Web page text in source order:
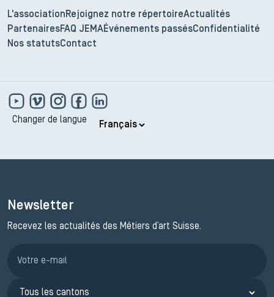
L'association Rejoignez notre répertoireActualités
PartenairesFAQ JEMAÉvénements passésConfidentialité
Nos statutsContact
Changer de langue
Newsletter
Recevez les actualités des Métiers d’art Suisse.